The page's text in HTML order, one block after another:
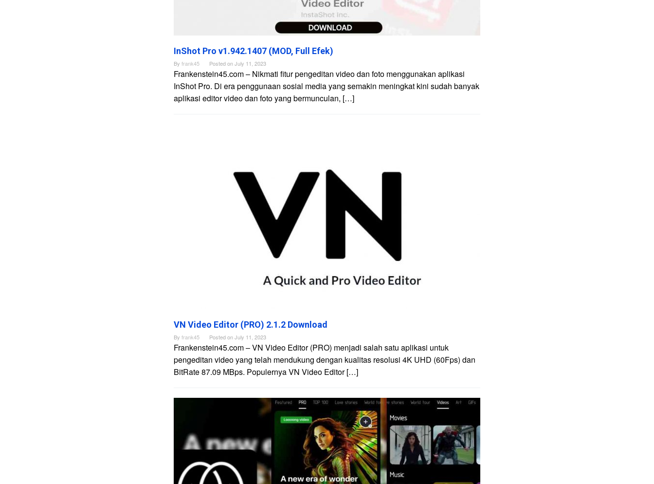
InShot Pro v1.942.1407 (MOD, Full Efek)
By frank45 Posted onJuly 11, 2023
Frankenstein45.com – Nikmati fitur pengeditan video dan foto menggunakan aplikasi
InShot Pro. Di era penggunaan sosial media yang semakin meningkat kini sudah banyak
aplikasi editor video dan foto yang bermunculan, […]
VN Video Editor (PRO) 2.1.2 Download
By frank45 Posted onJuly 11, 2023
Frankenstein45.com – VN Video Editor (PRO) menjadi salah satu aplikasi untuk
pengeditan video yang telah mendukung dengan kualitas resolusi 4K UHD (60Fps) dan
BitRate 87.09 MBps. Populernya VN Video Editor […]